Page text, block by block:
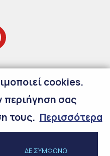
cookies.
περιήγηση σας
τους. Περισσότερα
ΔΕ ΣΥΜΦΩΝΩ